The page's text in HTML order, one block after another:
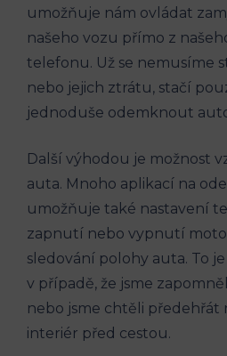
umožňuje nám ovládat
našeho vozu přímo z
telefonu. Už se nemusíme
nebo jejich ztrátu, stačí
jednoduše odemknout
Další výhodou je možnost
auta. Mnoho aplikací na
umožňuje také nastavení
zapnutí nebo vypnutí
sledování polohy auta. To
v případě, že jsme
nebo jsme chtěli předehřát
interiér před cestou.